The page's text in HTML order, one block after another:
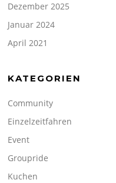
Dezember 2025
Januar 2024
April 2021
KATEGORIEN
Community
Einzelzeitfahren
Event
Groupride
Kuchen